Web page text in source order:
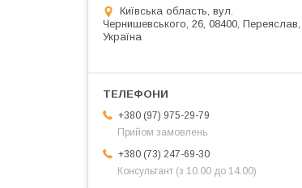
Київська область, вул.
Чернишевського, 26, 08400, Переяслав,
Україна
+380 (97) 975-29-79
Прийом замовлень
+380 (73) 247-69-30
Консультант (з 10.00 до 14.00)